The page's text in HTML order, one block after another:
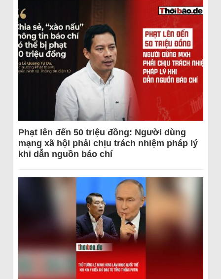
Phạt lên đến 50 triệu đồng: Người dùng
mạng xã hội phải chịu trách nhiệm pháp lý
khi dẫn nguồn báo chí